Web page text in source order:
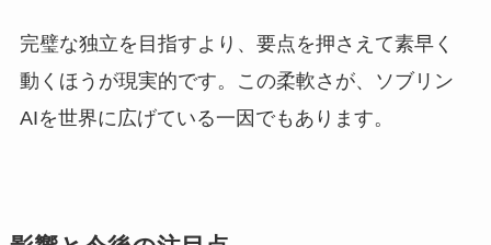
完璧な独立を目指すより、要点を押さえて素早く
動くほうが現実的です。この柔軟さが、ソブリン
AIを世界に広げている一因でもあります。